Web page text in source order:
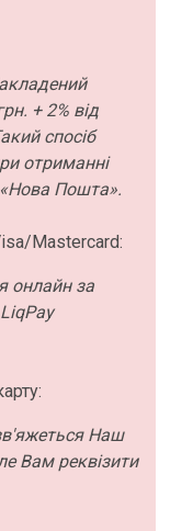
+ 2% від
спосіб
отриманні
«Нова Пошта».
Mastercard:
онлайн за
Наш
Вам реквізити